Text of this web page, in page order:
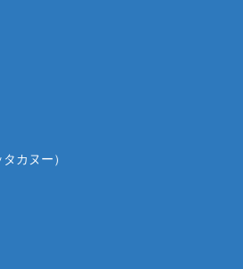
カヌー）